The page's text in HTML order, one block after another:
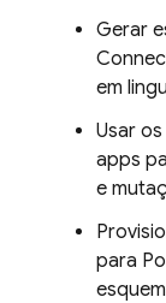
Gerar
em
Usar
apps
e
para